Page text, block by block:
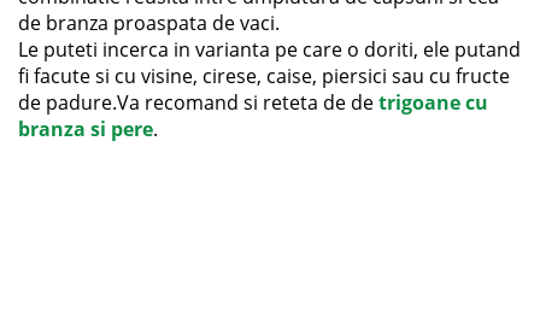
de branza proaspata de vaci.
Le puteti incerca in varianta pe care o doriti, ele putand
fi facute si cu visine, cirese, caise, piersici sau cu fructe
de padure.Va recomand si reteta de detrigoane cu
branza si pere.